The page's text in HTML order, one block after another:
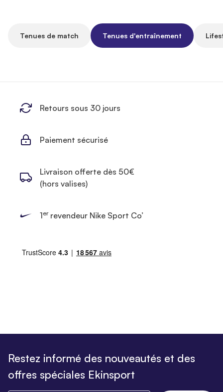
Tenues de match Tenues d'entraînement
Retours sous 30 jours
Paiement sécurisé
Livraison offerte dès 50€
(hors valises)
1errevendeur Nike Sport Co’
Restez informé des nouveautés et des
offres spéciales Ekinsport